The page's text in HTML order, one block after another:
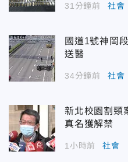
31分鐘前 社會
國道1號神岡
送醫
34分鐘前 社會
新北校園割頸
真名獲解禁
1小時前 社會